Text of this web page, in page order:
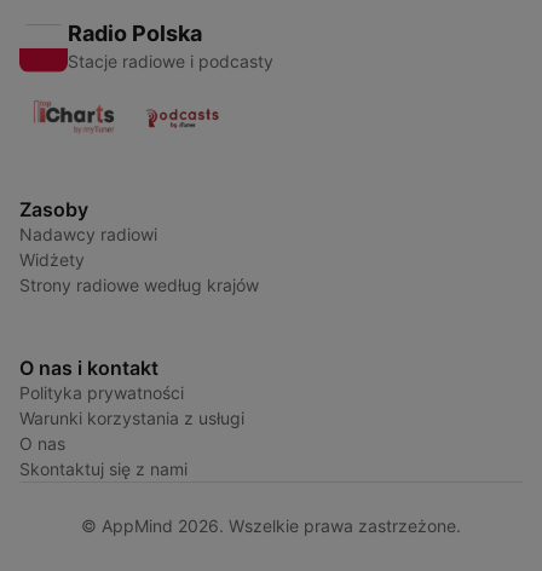
Radio Polska
Stacje radiowe i podcasty
Zasoby
Nadawcy radiowi
Widżety
Strony radiowe według krajów
O nas i kontakt
Polityka prywatności
Warunki korzystania z usługi
O nas
Skontaktuj się z nami
© AppMind 2026. Wszelkie prawa zastrzeżone.